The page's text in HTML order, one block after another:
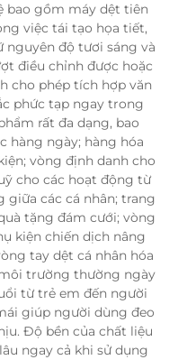
bao gồm máy dệt tiên
việc tái tạo họa tiết,
độ tươi sáng và
điều chỉnh được hoặc
cho phép tích hợp văn
phức tạp ngay trong
rất đa dạng, bao
hàng ngày; hàng hóa
vòng định danh cho
cho các hoạt động từ
các cá nhân; trang
tặng đám cưới; vòng
kiện chiến dịch nâng
tay dệt cá nhân hóa
trường thường ngày
từ trẻ em đến người
giúp người dùng đeo
Độ bền của chất liệu
ngay cả khi sử dụng